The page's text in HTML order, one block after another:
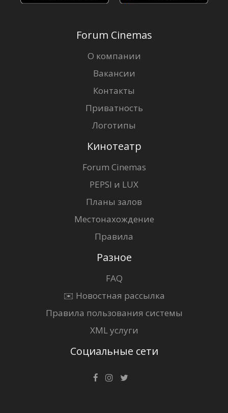
Forum Cinemas
О компании
Вакансии
Контакты
Приватность
Логотипы
Кинотеатр
Forum Cinemas
PEPSI и LUX
Планы залов
Местонахождение
Правила
Разное
FAQ
✉️ Новостная рассылка
Правила пользования системы
XML услуги
Социальные сети